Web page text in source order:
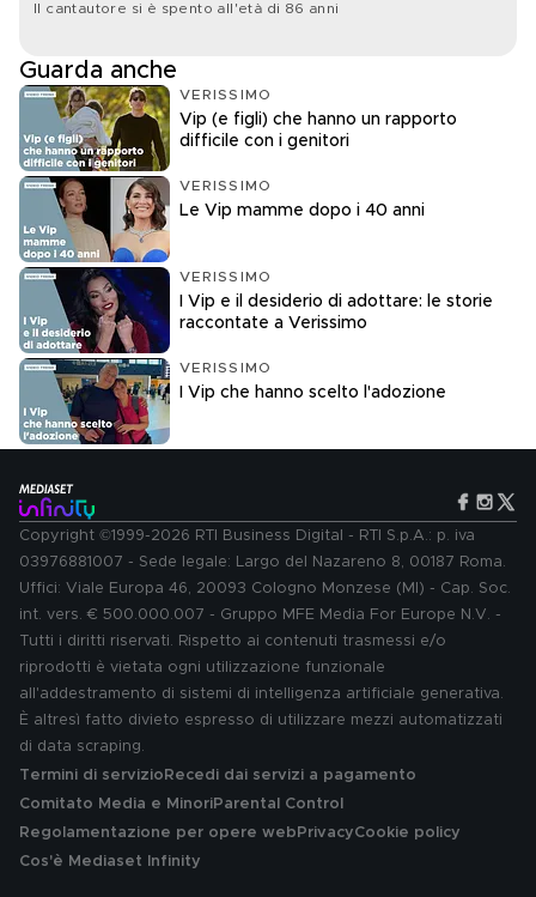
Il cantautore si è spento all'età di 86 anni
Guarda anche
VERISSIMO
Vip (e figli) che hanno un rapporto
difficile con i genitori
VERISSIMO
Le Vip mamme dopo i 40 anni
VERISSIMO
I Vip e il desiderio di adottare: le storie
raccontate a Verissimo
VERISSIMO
I Vip che hanno scelto l'adozione
Copyright ©1999-2026 RTI Business Digital - RTI S.p.A.: p. iva
03976881007 - Sede legale: Largo del Nazareno 8, 00187 Roma.
Uffici: Viale Europa 46, 20093 Cologno Monzese (MI) - Cap. Soc.
int. vers. € 500.000.007 - Gruppo MFE Media For Europe N.V. -
Tutti i diritti riservati. Rispetto ai contenuti trasmessi e/o
riprodotti è vietata ogni utilizzazione funzionale
all'addestramento di sistemi di intelligenza artificiale generativa.
È altresì fatto divieto espresso di utilizzare mezzi automatizzati
di data scraping.
Termini di servizio Recedi dai servizi a pagamento
Comitato Media e MinoriParental Control
Regolamentazione per opere web PrivacyCookie policy
Cos'è Mediaset Infinity